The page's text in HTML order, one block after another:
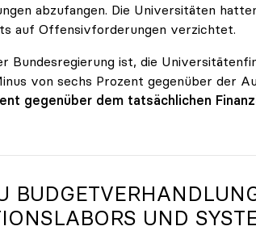
abzufangen. Die Universitäten
auf Offensivforderungen verzichtet.
Bundesregierung ist, die
von sechs Prozent gegenüber der
gegenüber dem tatsächlichen
für die heimischen Universitäten
UND